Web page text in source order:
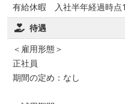
有給休暇 入社半年経過時
待遇
＜雇用形態＞
正社員
期間の定め：なし